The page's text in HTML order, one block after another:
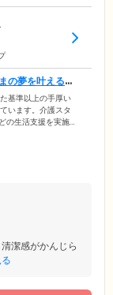
の夢を叶えるお
基準以上の手厚い
います。介護スタ
の生活支援を実施。
受け入れ体制を整
も注力。「あの場
潔感がかんじら